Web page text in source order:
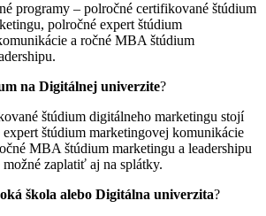
programy – polročné certifikované štúdium
polročné expert štúdium
a ročné MBA štúdium
na Digitálnej univerzite?
štúdium digitálneho marketingu stojí
štúdium marketingovej komunikácie
MBA štúdium marketingu a leadershipu
zaplatiť aj na splátky.
škola alebo Digitálna univerzita?